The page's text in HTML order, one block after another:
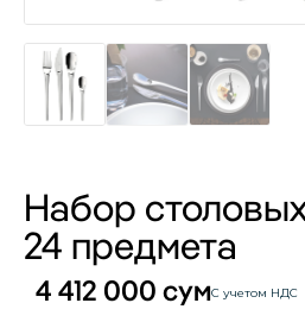
Набор
24 предмета
4 412 000 сумС учетом НДС